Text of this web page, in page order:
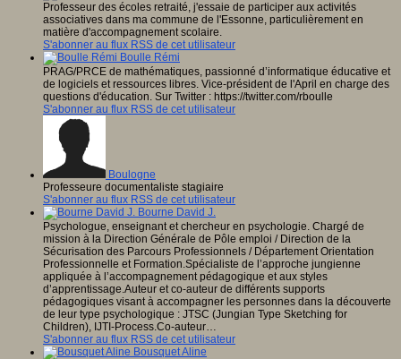
Professeur des écoles retraité, j'essaie de participer aux activités
associatives dans ma commune de l'Essonne, particulièrement en
matière d'accompagnement scolaire.
S'abonner au flux RSS de cet utilisateur
Boulle Rémi
PRAG/PRCE de mathématiques, passionné d’informatique éducative et
de logiciels et ressources libres. Vice-président de l'April en charge des
questions d'éducation. Sur Twitter : https://twitter.com/rboulle
S'abonner au flux RSS de cet utilisateur
Boulogne
Professeure documentaliste stagiaire
S'abonner au flux RSS de cet utilisateur
Bourne David J.
Psychologue, enseignant et chercheur en psychologie. Chargé de
mission à la Direction Générale de Pôle emploi / Direction de la
Sécurisation des Parcours Professionnels / Département Orientation
Professionnelle et Formation.Spécialiste de l’approche jungienne
appliquée à l’accompagnement pédagogique et aux styles
d’apprentissage.Auteur et co-auteur de différents supports
pédagogiques visant à accompagner les personnes dans la découverte
de leur type psychologique : JTSC (Jungian Type Sketching for
Children), IJTI-Process.Co-auteur…
S'abonner au flux RSS de cet utilisateur
Bousquet Aline